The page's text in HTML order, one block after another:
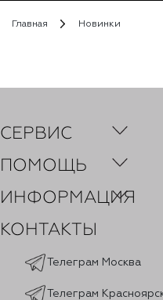
Главная Новинки
СЕРВИС
ПОМОЩЬ
ИНФОРМАЦИЯ
КОНТАКТЫ
Телеграм Москва
Телеграм